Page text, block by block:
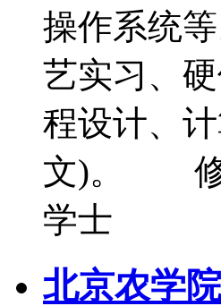
操作系统
艺实习、
程设计、
文)。 修
学士
北京农学